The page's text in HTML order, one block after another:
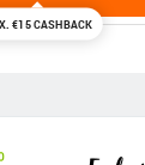
€15 CASHBACK